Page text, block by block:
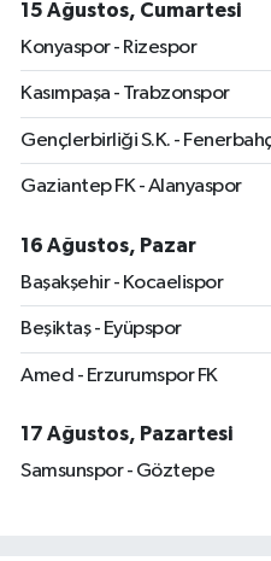
15 Ağustos, Cumartesi
Konyaspor - Rizespor
Kasımpaşa - Trabzonspor
Gençlerbirliği S.K. -
Gaziantep FK - Alanyaspor
16 Ağustos, Pazar
Başakşehir - Kocaelispor
Beşiktaş - Eyüpspor
Amed - Erzurumspor FK
17 Ağustos, Pazartesi
Samsunspor - Göztepe